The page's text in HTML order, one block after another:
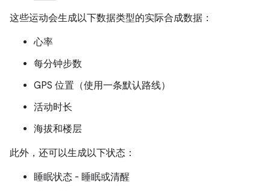
这些运动会生成以下数据类型的实际合成数据：
心率
每分钟步数
GPS 位置（使用一条默认路线）
活动时长
海拔和楼层
此外，还可以生成以下状态：
睡眠状态 - 睡眠或清醒